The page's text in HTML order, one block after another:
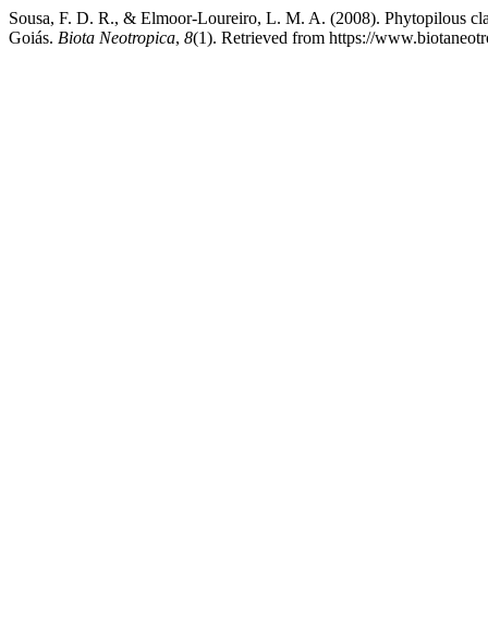
Sousa, F. D. R., & Elmoor-Loureiro, L. M. A. (2008). Phytopilous
Goiás. Biota Neotropica, 8(1). Retrieved from https://